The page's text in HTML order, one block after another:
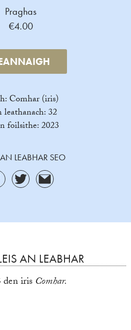
Praghas
€4.00
Comhar (iris)
32
foilsithe: 2023
LEABHAR SEO
AN LEABHAR
iris Comhar.